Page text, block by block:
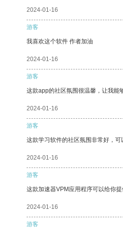
2024-01-16
游客
我喜欢这个软件 作者加油
2024-01-16
游客
这款app的社区氛围很温馨，让我能
2024-01-16
游客
这款学习软件的社区氛围非常好，可
2024-01-16
游客
这款加速器VPM应用程序可以给你
2024-01-16
游客